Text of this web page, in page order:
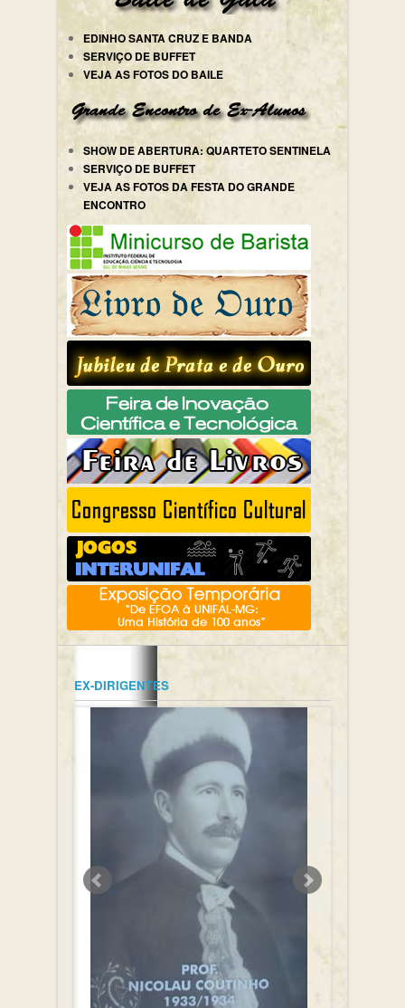
EDINHO SANTA CRUZ E BANDA
SERVIÇO DE BUFFET
VEJA AS FOTOS DO BAILE
SHOW DE ABERTURA: QUARTETO SENTINELA
SERVIÇO DE BUFFET
VEJA AS FOTOS DA FESTA DO GRANDE
ENCONTRO
EX-DIRIGENTES